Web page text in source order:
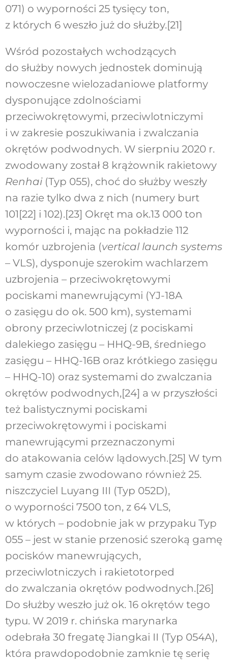
071) o wyporności 25 tysięcy ton,
z których 6 weszło już do służby.[21]
Wśród pozostałych wchodzących
do służby nowych jednostek dominują
nowoczesne wielozadaniowe platformy
dysponujące zdolnościami
przeciwokrętowymi, przeciwlotniczymi
i w zakresie poszukiwania i zwalczania
okrętów podwodnych. W sierpniu 2020 r.
zwodowany został 8 krążownik rakietowy
Renhai(Typ 055), choć do służby weszły
na razie tylko dwa z nich (numery burt
101[22] i 102).[23] Okręt ma ok.13 000 ton
wyporności i, mając na pokładzie 112
komór uzbrojenia (vertical launch systems
– VLS), dysponuje szerokim wachlarzem
uzbrojenia – przeciwokrętowymi
pociskami manewrującymi (YJ-18A
o zasięgu do ok. 500 km), systemami
obrony przeciwlotniczej (z pociskami
dalekiego zasięgu – HHQ-9B, średniego
zasięgu – HHQ-16B oraz krótkiego zasięgu
– HHQ-10) oraz systemami do zwalczania
okrętów podwodnych,[24] a w przyszłości
też balistycznymi pociskami
przeciwokrętowymi i pociskami
manewrującymi przeznaczonymi
do atakowania celów lądowych.[25] W tym
samym czasie zwodowano również 25.
niszczyciel Luyang III (Typ 052D),
o wyporności 7500 ton, z 64 VLS,
w których – podobnie jak w przypaku Typ
055 – jest w stanie przenosić szeroką gamę
pocisków manewrujących,
przeciwlotniczych i rakietotorped
do zwalczania okrętów podwodnych.[26]
Do służby weszło już ok. 16 okrętów tego
typu. W 2019 r. chińska marynarka
odebrała 30 fregatę Jiangkai II (Typ 054A),
która prawdopodobnie zamknie tę serię